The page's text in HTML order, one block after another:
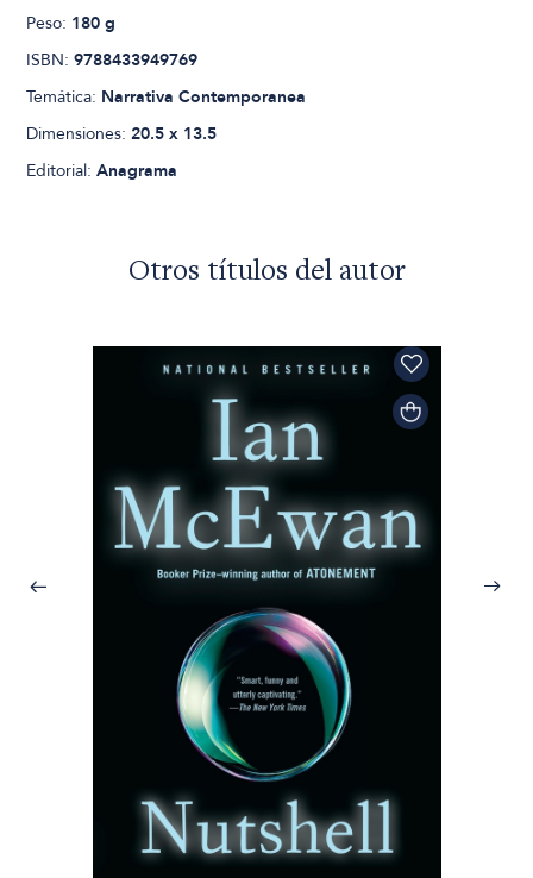
Peso: 180 g
ISBN:9788433949769
Temática: Narrativa Contemporanea
Dimensiones:20.5 x 13.5
Editorial:Anagrama
Otros títulos del autor